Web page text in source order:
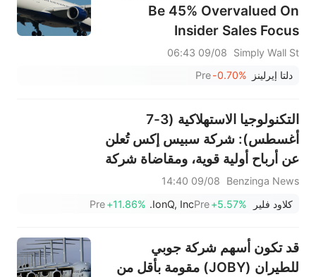
Be 45% Overvalued On
Insider Sales Focus
Simply Wall St
09/08 06:43
دلتا إيرلينز
-0.70%
Pre
التكنولوجيا الاستهلاكية (3-7
أغسطس): شركة سبيس إكس تُعلن
عن أرباح أولية قوية، ومقاضاة شركة
ميتا بتهمة الإضرار بالصحة النفسية
للأطفال، والمزيد
Benzinga News
09/08 14:40
كلاود فلير
+5.57%
Pre
IonQ, Inc.
+11.86%
Pre
قد تكون أسهم شركة جوبي
للطيران (JOBY) مقومة بأقل من